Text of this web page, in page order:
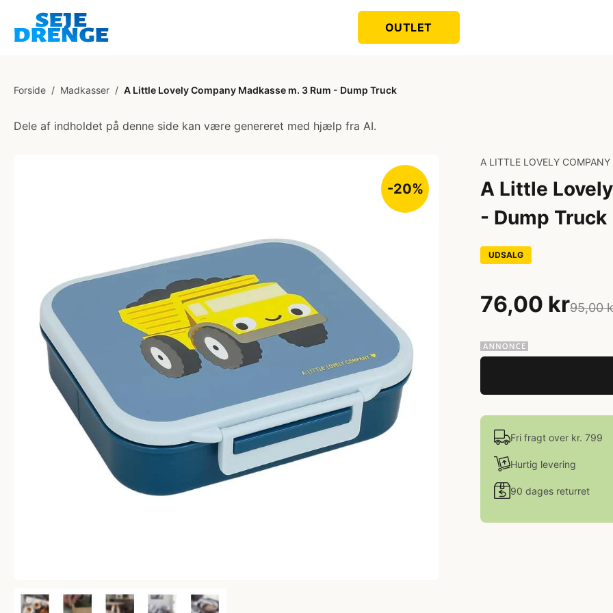
OUTLET
Forside / Madkasser / A Little Lovely Company Madkasse m. 3 Rum - Dump Truck
Dele af indholdet på denne side kan være genereret med hjælp fra AI.
-20%
A LITTLE LOVELY COMPANY
A Little
- Dump Truck
UDSALG
76,00 kr95,00
Fri fragt over kr. 799
Hurtig levering
90 dages returret